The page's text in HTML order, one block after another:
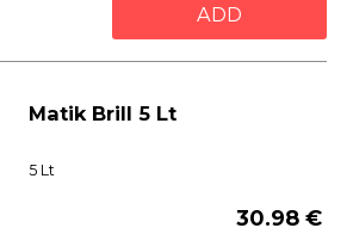
ADD
Matik Brill 5 Lt
5 Lt
30.98 €